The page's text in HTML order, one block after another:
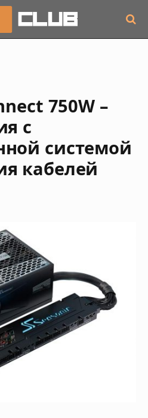
750W –
с
системой
кабелей